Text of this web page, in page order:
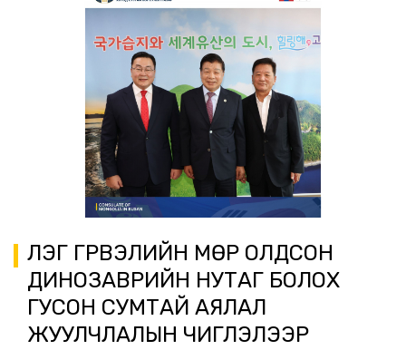
ҮЛЭГ ГҮРВЭЛИЙН МӨР ОЛДСОН
ДИНОЗАВРИЙН НУТАГ БОЛОХ
ГУСОН СУМТАЙ АЯЛАЛ
ЖУУЛЧЛАЛЫН ЧИГЛЭЛЭЭР